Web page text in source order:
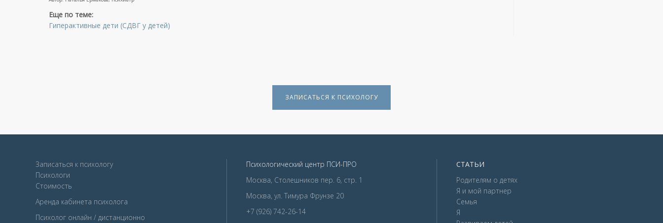
Еще по теме:
Гиперактивные дети (СДВГ у детей)
ЗАПИСАТЬСЯ К ПСИХОЛОГУ
Записаться к психологу
Психологи
Стоимость
Аренда кабинета психолога
Психолог онлайн / дистанционно
Психологический центр ПСИ-ПРО
Москва, Столешников пер. 6, стр. 1
Москва, ул. Тимура Фрунзе 20
+7 (926) 742-26-14
СТАТЬИ
Родителям о детях
Я и мой партнер
Семья
Я